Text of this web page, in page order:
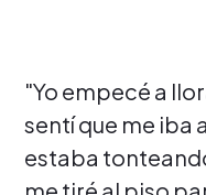
"Yo empecé a
sentí que me iba
estaba